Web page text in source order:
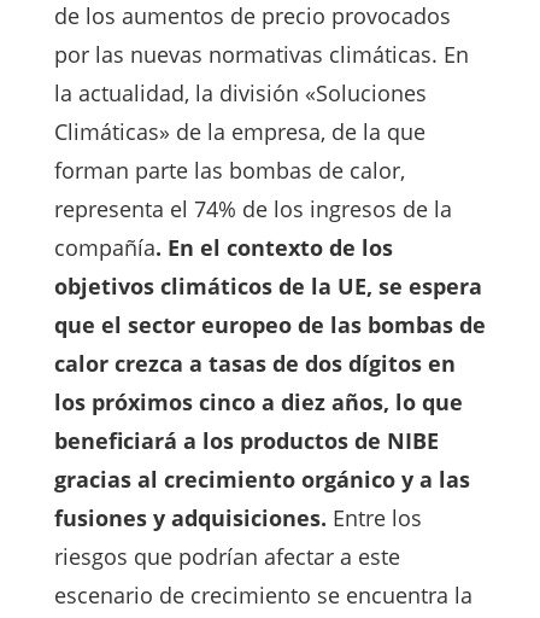
de los aumentos de precio provocados
por las nuevas normativas climáticas. En
la actualidad, la división «Soluciones
Climáticas» de la empresa, de la que
forman parte las bombas de calor,
representa el 74% de los ingresos de la
compañía. En el contexto de los
objetivos climáticos de la UE, se espera
que el sector europeo de las bombas de
calor crezca a tasas de dos dígitos en
los próximos cinco a diez años, lo que
beneficiará a los productos de NIBE
gracias al crecimiento orgánico y a las
fusiones y adquisiciones. Entre los
riesgos que podrían afectar a este
escenario de crecimiento se encuentra la